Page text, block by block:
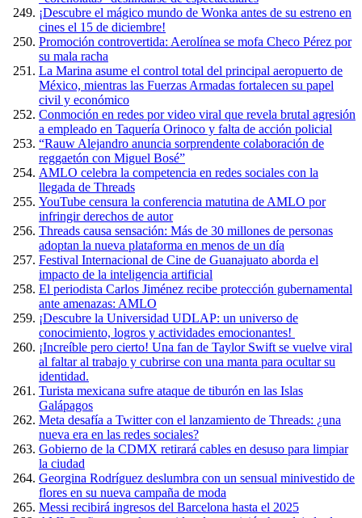
¡Descubre el mágico mundo de Wonka antes de su estreno en
cines el 15 de diciembre!
Promoción controvertida: Aerolínea se mofa Checo Pérez por
su mala racha
La Marina asume el control total del principal aeropuerto de
México, mientras las Fuerzas Armadas fortalecen su papel
civil y económico
Conmoción en redes por video viral que revela brutal agresión
a empleado en Taquería Orinoco y falta de acción policial
“Rauw Alejandro anuncia sorprendente colaboración de
reggaetón con Miguel Bosé”
AMLO celebra la competencia en redes sociales con la
llegada de Threads
YouTube censura la conferencia matutina de AMLO por
infringir derechos de autor
Threads causa sensación: Más de 30 millones de personas
adoptan la nueva plataforma en menos de un día
Festival Internacional de Cine de Guanajuato aborda el
impacto de la inteligencia artificial
El periodista Carlos Jiménez recibe protección gubernamental
ante amenazas: AMLO
¡Descubre la Universidad UDLAP: un universo de
conocimiento, logros y actividades emocionantes!
¡Increíble pero cierto! Una fan de Taylor Swift se vuelve viral
al faltar al trabajo y cubrirse con una manta para ocultar su
identidad.
Turista mexicana sufre ataque de tiburón en las Islas
Galápagos
Meta desafía a Twitter con el lanzamiento de Threads: ¿una
nueva era en las redes sociales?
Gobierno de la CDMX retirará cables en desuso para limpiar
la ciudad
Georgina Rodríguez deslumbra con un sensual minivestido de
flores en su nueva campaña de moda
Messi recibirá ingresos del Barcelona hasta el 2025